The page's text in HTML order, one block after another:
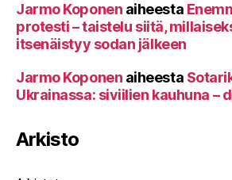
Jarmo Koponen aiheesta
protesti – taistelu siitä,
itsenäistyy sodan jälkeen
Jarmo Koponen aiheesta
Ukrainassa: siviilien kauhuna –
Arkisto